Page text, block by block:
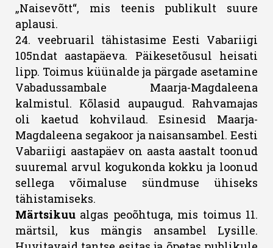
„Naisevõtt“, mis teenis publikult suure
aplausi.
24. veebruaril tähistasime Eesti Vabariigi
105ndat aastapäeva. Päikesetõusul heisati
lipp. Toimus küünalde ja pärgade asetamine
Vabadussambale Maarja-Magdaleena
kalmistul. Kõlasid aupaugud. Rahvamajas
oli kaetud kohvilaud. Esinesid Maarja-
Magdaleena segakoor ja naisansambel. Eesti
Vabariigi aastapäev on aasta aastalt toonud
suuremal arvul kogukonda kokku ja loonud
sellega võimaluse sündmuse ühiseks
tähistamiseks.
Märtsikuu algas peoõhtuga, mis toimus 11.
märtsil, kus mängis ansambel Lysille.